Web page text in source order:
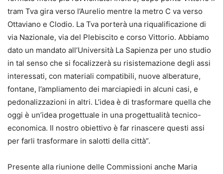
tram Tva gira verso l’Aurelio mentre la metro C va verso
Ottaviano e Clodio. La Tva porterà una riqualificazione di
via Nazionale, via del Plebiscito e corso Vittorio. Abbiamo
dato un mandato all’Università La Sapienza per uno studio
in tal senso che si focalizzerà su risistemazione degli assi
interessati, con materiali compatibili, nuove alberature,
fontane, l’ampliamento dei marciapiedi in alcuni casi, e
pedonalizzazioni in altri. L’idea è di trasformare quella che
oggi è un’idea progettuale in una progettualità tecnico-
economica. Il nostro obiettivo è far rinascere questi assi
per farli trasformare in salotti della città”.
Presente alla riunione delle Commissioni anche Maria